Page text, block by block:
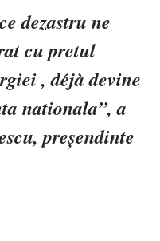
dezastru ne
cu pretul
, déjà devine
nationala”,a
preșendinte